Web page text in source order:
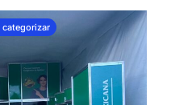
categorizar